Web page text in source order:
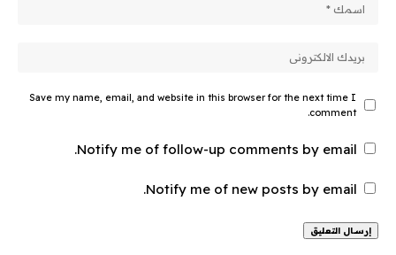
Save my name, email, and website in this browser for the next time I
comment.
Notify me of follow-up comments by email.
Notify me of new posts by email.